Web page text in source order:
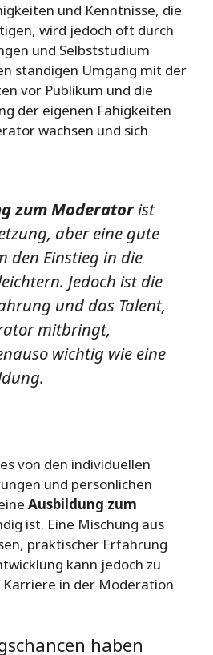
und Kenntnisse, die
wird jedoch oft durch
und Selbststudium
ständigen Umgang mit der
vor Publikum und die
der eigenen Fähigkeiten
wachsen und sich
zum Moderatorist
aber eine gute
den Einstieg in die
Jedoch ist die
und das Talent,
mitbringt,
wichtig wie eine
von den individuellen
und persönlichen
Ausbildung zum
ist. Eine Mischung aus
praktischer Erfahrung
kann jedoch zu
in der Moderation
haben